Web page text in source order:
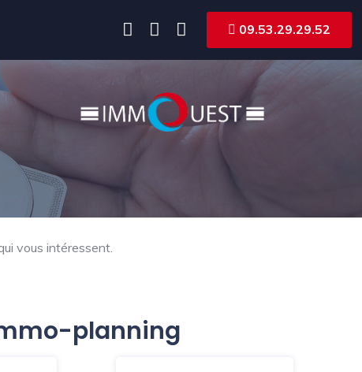
09.53.29.29.52
vous intéressent.
planning